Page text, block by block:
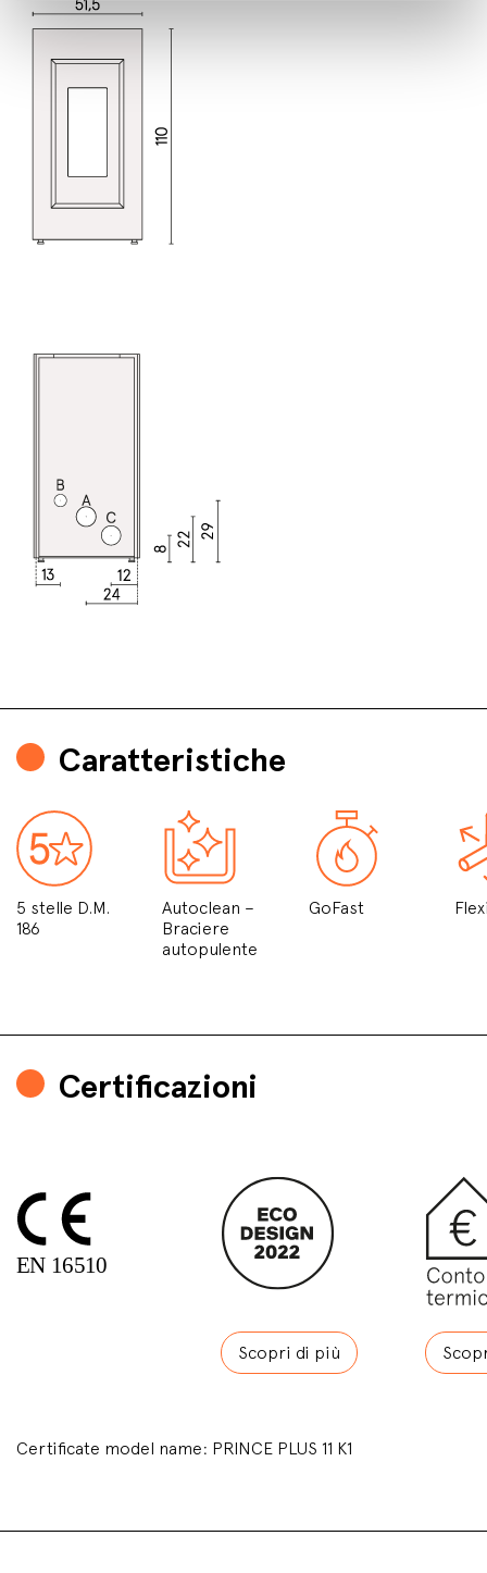
Caratteristiche
5 stelle D.M.
186
Autoclean –
Braciere
autopulente
GoFast
Certificazioni
Scopri di più
Certificate model name: PRINCE PLUS 11 K1